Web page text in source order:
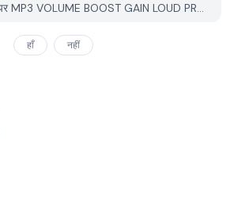
मैं PGYER APK HUB पर MP3 VOLUME BOOST GAIN LOUD PRO के साथ समस्या कैसे रिपोर्ट कर सकता हूँ?
हाँ नहीं